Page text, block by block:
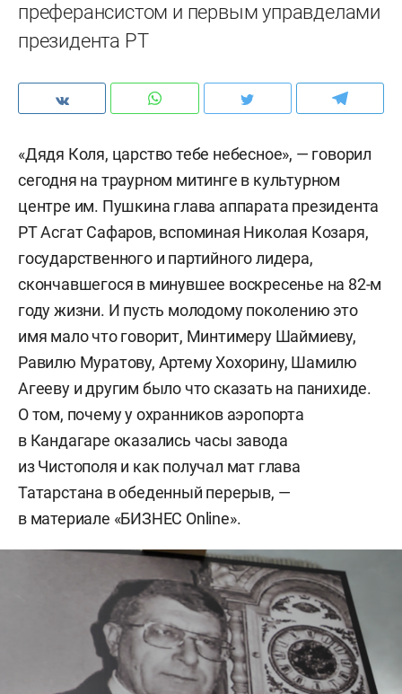
преферансистом и первым управделами
президента РТ
«Дядя Коля, царство тебе небесное», — говорил
сегодня на траурном митинге в культурном
центре им. Пушкина глава аппарата президента
РТ Асгат Сафаров, вспоминая Николая Козаря,
государственного и партийного лидера,
скончавшегося в минувшее воскресенье на 82-м
году жизни. И пусть молодому поколению это
имя мало что говорит, Минтимеру Шаймиеву,
Равилю Муратову, Артему Хохорину, Шамилю
Агееву и другим было что сказать на панихиде.
О том, почему у охранников аэропорта
в Кандагаре оказались часы завода
из Чистополя и как получал мат глава
Татарстана в обеденный перерыв, —
в материале «БИЗНЕС Online».